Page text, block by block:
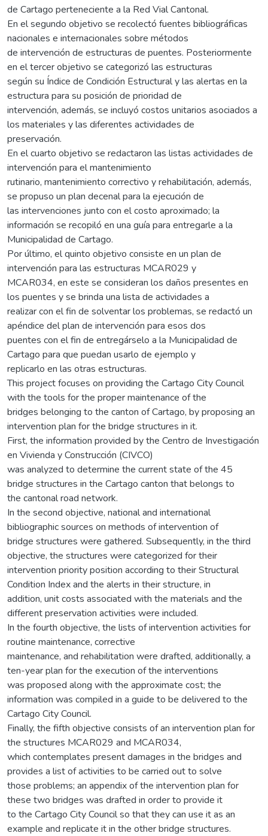
de Cartago perteneciente a la Red Vial Cantonal.
En el segundo objetivo se recolectó fuentes bibliográficas
nacionales e internacionales sobre métodos
de intervención de estructuras de puentes. Posteriormente
en el tercer objetivo se categorizó las estructuras
según su Índice de Condición Estructural y las alertas en la
estructura para su posición de prioridad de
intervención, además, se incluyó costos unitarios asociados a
los materiales y las diferentes actividades de
preservación.
En el cuarto objetivo se redactaron las listas actividades de
intervención para el mantenimiento
rutinario, mantenimiento correctivo y rehabilitación, además,
se propuso un plan decenal para la ejecución de
las intervenciones junto con el costo aproximado; la
información se recopiló en una guía para entregarle a la
Municipalidad de Cartago.
Por último, el quinto objetivo consiste en un plan de
intervención para las estructuras MCAR029 y
MCAR034, en este se consideran los daños presentes en
los puentes y se brinda una lista de actividades a
realizar con el fin de solventar los problemas, se redactó un
apéndice del plan de intervención para esos dos
puentes con el fin de entregárselo a la Municipalidad de
Cartago para que puedan usarlo de ejemplo y
replicarlo en las otras estructuras.
This project focuses on providing the Cartago City Council
with the tools for the proper maintenance of the
bridges belonging to the canton of Cartago, by proposing an
intervention plan for the bridge structures in it.
First, the information provided by the Centro de Investigación
en Vivienda y Construcción (CIVCO)
was analyzed to determine the current state of the 45
bridge structures in the Cartago canton that belongs to
the cantonal road network.
In the second objective, national and international
bibliographic sources on methods of intervention of
bridge structures were gathered. Subsequently, in the third
objective, the structures were categorized for their
intervention priority position according to their Structural
Condition Index and the alerts in their structure, in
addition, unit costs associated with the materials and the
different preservation activities were included.
In the fourth objective, the lists of intervention activities for
routine maintenance, corrective
maintenance, and rehabilitation were drafted, additionally, a
ten-year plan for the execution of the interventions
was proposed along with the approximate cost; the
information was compiled in a guide to be delivered to the
Cartago City Council.
Finally, the fifth objective consists of an intervention plan for
the structures MCAR029 and MCAR034,
which contemplates present damages in the bridges and
provides a list of activities to be carried out to solve
those problems; an appendix of the intervention plan for
these two bridges was drafted in order to provide it
to the Cartago City Council so that they can use it as an
example and replicate it in the other bridge structures.